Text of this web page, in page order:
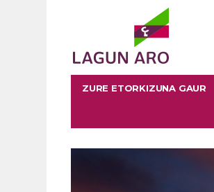
ZURE ETORKIZUNA GAUR